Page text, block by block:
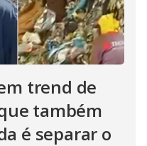
trend de
também
é separar o